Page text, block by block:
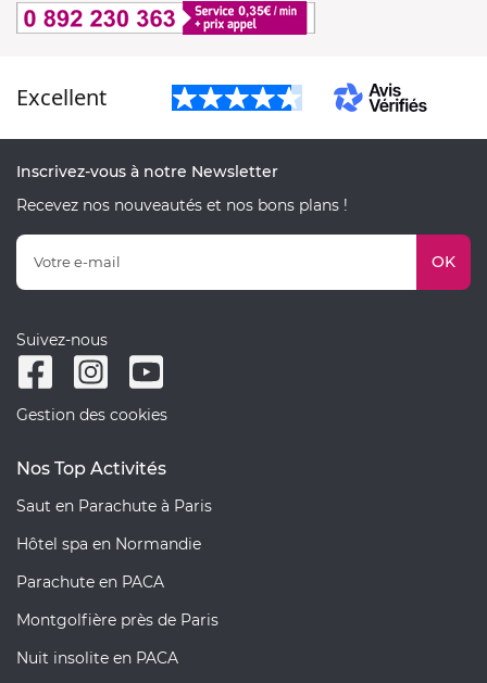
Excellent
Inscrivez-vous à notre Newsletter
Recevez nos nouveautés et nos bons plans !
OK
Suivez-nous
Gestion des cookies
Nos Top Activités
Saut en Parachute à Paris
Hôtel spa en Normandie
Parachute en PACA
Montgolfière près de Paris
Nuit insolite en PACA